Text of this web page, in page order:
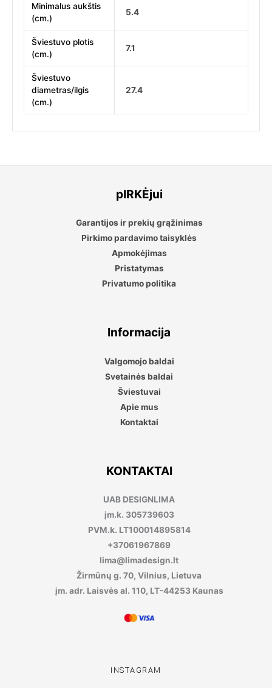
Minimalus aukštis
(cm.)
5.4
Šviestuvo plotis
(cm.)
7.1
Šviestuvo
diametras/ilgis
(cm.)
27.4
pIRKĖjui
Garantijos ir prekių grąžinimas
Pirkimo pardavimo taisyklės
Apmokėjimas
Pristatymas
Privatumo politika
Informacija
Valgomojo baldai
Svetainės baldai
Šviestuvai
Apie mus
Kontaktai
KONTAKTAI
UAB DESIGNLIMA
įm.k. 305739603
PVM.k. LT100014895814
+37061967869
lima@limadesign.lt
Žirmūnų g. 70, Vilnius, Lietuva
įm. adr. Laisvės al. 110, LT-44253 Kaunas
INSTAGRAM